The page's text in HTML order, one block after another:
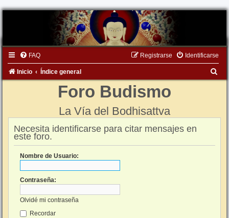
FAQ Identificarse
Registrarse
Inicio Índice general
Foro Budismo
La Vía del Bodhisattva
Necesita identificarse para citar mensajes en
este foro.
Nombre de Usuario:
Contraseña:
Olvidé mi contraseña
Recordar